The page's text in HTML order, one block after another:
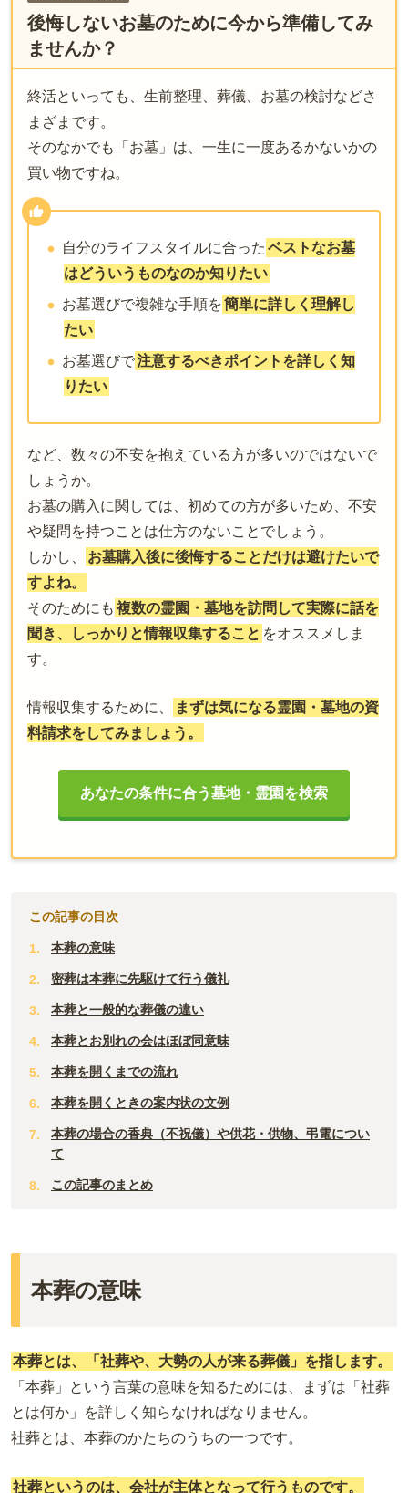
後悔しないお墓のために今から準備してみ
ませんか？
終活といっても、生前整理、葬儀、お墓の検討などさ
まざまです。
そのなかでも「お墓」は、一生に一度あるかないかの
買い物ですね。
自分のライフスタイルに合った ベストなお墓
はどういうものなのか知りたい
お墓選びで複雑な手順を簡単に詳しく理解し
たい
お墓選びで注意するべきポイントを詳しく知
りたい
など、数々の不安を抱えている方が多いのではないで
しょうか。
お墓の購入に関しては、初めての方が多いため、不安
や疑問を持つことは仕方のないことでしょう。
しかし、
お墓購入後に後悔することだけは避けたいで
すよね。
そのためにも 複数の霊園・墓地を訪問して実際に話を
聞き、しっかりと情報収集すること をオススメしま
す。
情報収集するために、
まずは気になる霊園・墓地の資
料請求をしてみましょう。
あなたの条件に合う墓地・霊園を検索
この記事の目次
本葬の意味
密葬は本葬に先駆けて行う儀礼
本葬と一般的な葬儀の違い
本葬とお別れの会はほぼ同意味
本葬を開くまでの流れ
本葬を開くときの案内状の文例
本葬の場合の香典（不祝儀）や供花・供物、弔電につい
て
この記事のまとめ
本葬の意味
本葬とは、「社葬や、大勢の人が来る葬儀」を指します。
「本葬」という言葉の意味を知るためには、まずは「社葬
とは何か」を詳しく知らなければなりません。
社葬とは、本葬のかたちのうちの一つです。
社葬というのは、会社が主体となって行うものです。